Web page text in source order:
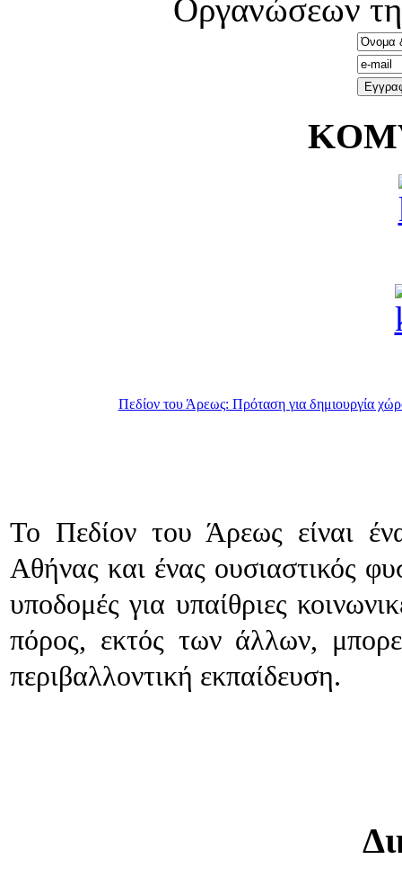
Οργανώσεων
Πεδίον του Άρεως: Πρόταση για δημιουργία
Το Πεδίον του Άρεως είναι
Αθήνας και ένας ουσιαστικός
υποδομές για υπαίθριες
πόρος, εκτός των άλλων,
περιβαλλοντική εκπαίδευση.